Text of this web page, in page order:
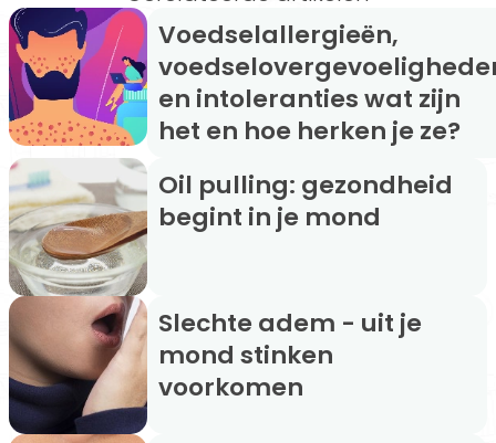
Voedselallergieën,
en intoleranties wat zijn
het en hoe herken je ze?
Oil pulling: gezondheid
begint in je mond
Slechte adem - uit je
mond stinken
voorkomen